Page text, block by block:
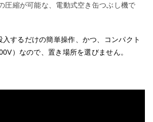
圧縮が可能な、電動式空き缶つぶし機で
入するだけの簡単操作、かつ、コンパクト
）なので、置き場所を選びません。